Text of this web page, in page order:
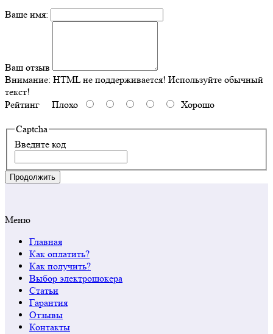
Ваше имя:
Ваш отзыв
Внимание: HTML не поддерживается! Используйте обычный
текст!
Рейтинг Плохо Хорошо
Captcha
Введите код
Продолжить
Меню
Главная
Как оплатить?
Как получить?
Выбор электрошокера
Статьи
Гарантия
Отзывы
Контакты